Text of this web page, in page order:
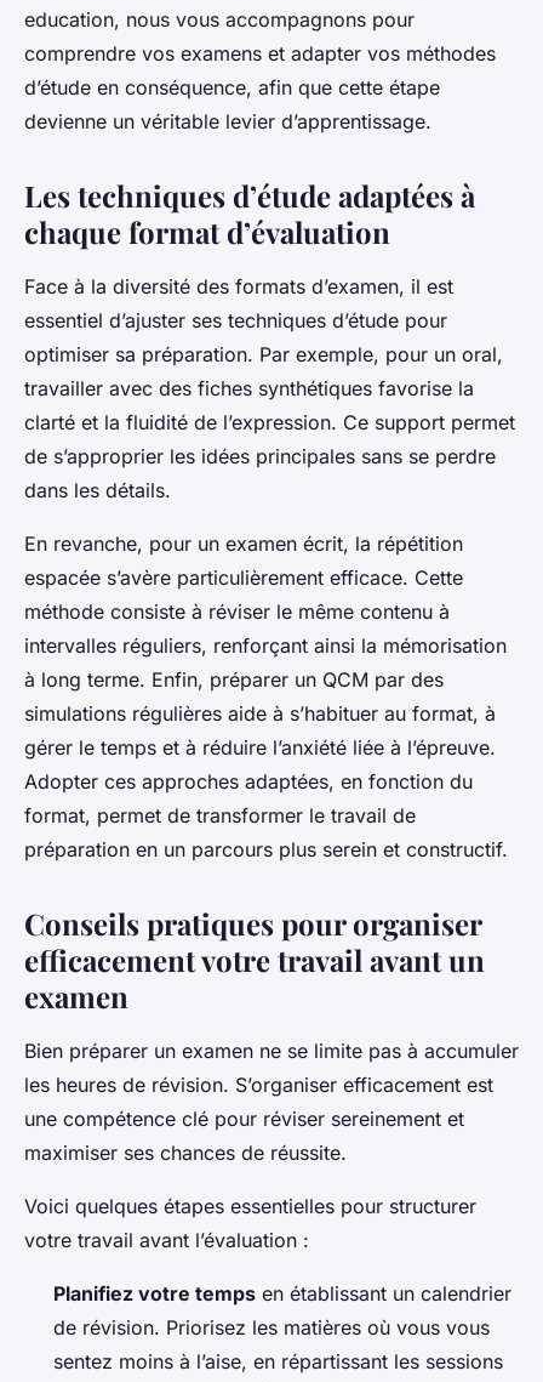
education, nous vous accompagnons pour
comprendre vos examens et adapter vos méthodes
d’étude en conséquence, afin que cette étape
devienne un véritable levier d’apprentissage.
Les techniques d’étude adaptées à
chaque format d’évaluation
Face à la diversité des formats d’examen, il est
essentiel d’ajuster ses techniques d’étude pour
optimiser sa préparation. Par exemple, pour un oral,
travailler avec des fiches synthétiques favorise la
clarté et la fluidité de l’expression. Ce support permet
de s’approprier les idées principales sans se perdre
dans les détails.
En revanche, pour un examen écrit, la répétition
espacée s’avère particulièrement efficace. Cette
méthode consiste à réviser le même contenu à
intervalles réguliers, renforçant ainsi la mémorisation
à long terme. Enfin, préparer un QCM par des
simulations régulières aide à s’habituer au format, à
gérer le temps et à réduire l’anxiété liée à l’épreuve.
Adopter ces approches adaptées, en fonction du
format, permet de transformer le travail de
préparation en un parcours plus serein et constructif.
Conseils pratiques pour organiser
efficacement votre travail avant un
examen
Bien préparer un examen ne se limite pas à accumuler
les heures de révision. S’organiser efficacement est
une compétence clé pour réviser sereinement et
maximiser ses chances de réussite.
Voici quelques étapes essentielles pour structurer
votre travail avant l’évaluation :
Planifiez votre temps en établissant un calendrier
de révision. Priorisez les matières où vous vous
sentez moins à l’aise, en répartissant les sessions